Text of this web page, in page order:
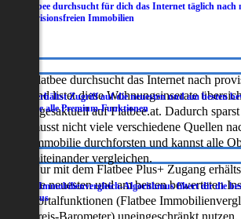
Flatbee durchsucht für dich das Internet täglich nach
provisionsfreien Immobilien
Flatbee durchsucht das Internet nach
und listet diese Wohnungsinserate
tagesaktuell auf Flatbee.at. Dadurch
musst nicht viele verschiedene Quellen
Immobilie durchforsten und kannst alle
miteinander vergleichen.
Du erhältst Zugriff auf die neuesten und am besten
sowie alle Premium-Funktionen
Nur mit dem Flatbee Plus+ Zugang
die neuesten und am besten bewerteten
Portalfunktionen (Flatbee
Der Immobilienvergleich-Algorithmus filtert dir die
heraus